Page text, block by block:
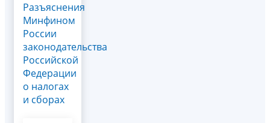
Разъяснения
Минфином
России
законодательства
Российской
Федерации
о налогах
и сборах